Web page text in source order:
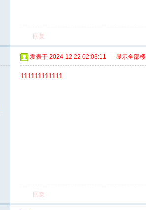
回复
发表于 2024-12-22 02:03:11 显示全部
111111111111
回复